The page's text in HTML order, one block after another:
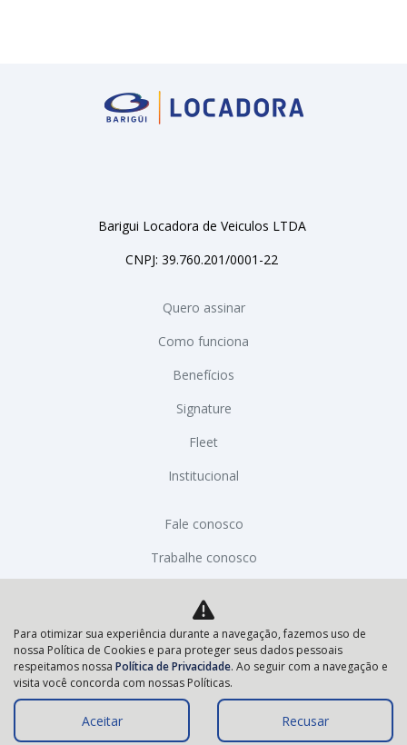
Barigui Locadora de Veiculos LTDA
CNPJ: 39.760.201/0001-22
Quero assinar
Como funciona
Benefícios
Signature
Fleet
Institucional
Fale conosco
Trabalhe conosco
Código de Conduta
Desacelere. Seu bem maior é a vida.
Desenvolvido pela DEALERSPACE ® Direitos Reservados.
Para otimizar sua experiência durante a navegação, fazemos uso de
nossa Política de Cookies e para proteger seus dados pessoais
respeitamos nossa Política de Privacidade. Ao seguir com a navegação e
visita você concorda com nossas Políticas.
Aceitar Recusar